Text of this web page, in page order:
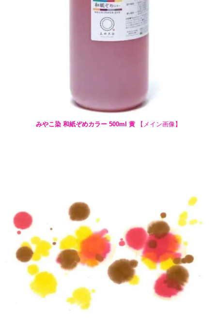
みやこ染 和紙ぞめカラー 500ml 黄 【メイン画像】